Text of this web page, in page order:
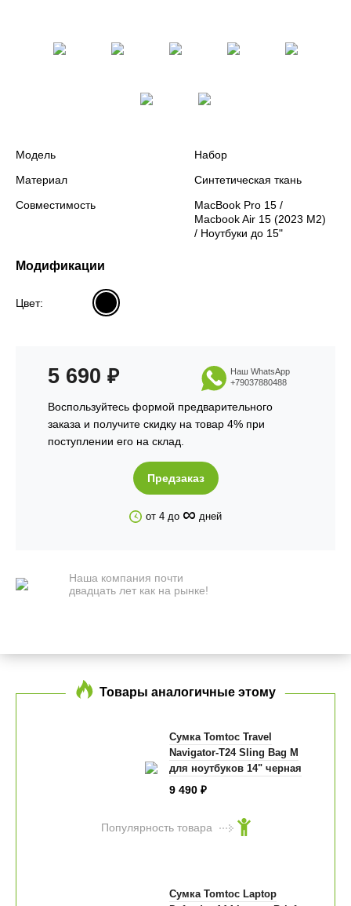
Модель
Набор
Материал
Синтетическая ткань
Совместимость
MacBook Pro 15 /
Macbook Air 15 (2023 M2)
/ Ноутбуки до 15"
Модификации
Цвет:
5 690 ₽
Воспользуйтесь формой предварительного
заказа и получите скидку на товар 4% при
поступлении его на склад.
Наш WhatsApp
+79037880488
Предзаказ
от 4 до ∞ дней
Наша компания почти
двадцать лет как на рынке!
Товары аналогичные этому
Сумка Tomtoc Travel
Navigator-T24 Sling Bag M
для ноутбуков 14" черная
9 490 ₽
Популярность товара
Сумка Tomtoc Laptop